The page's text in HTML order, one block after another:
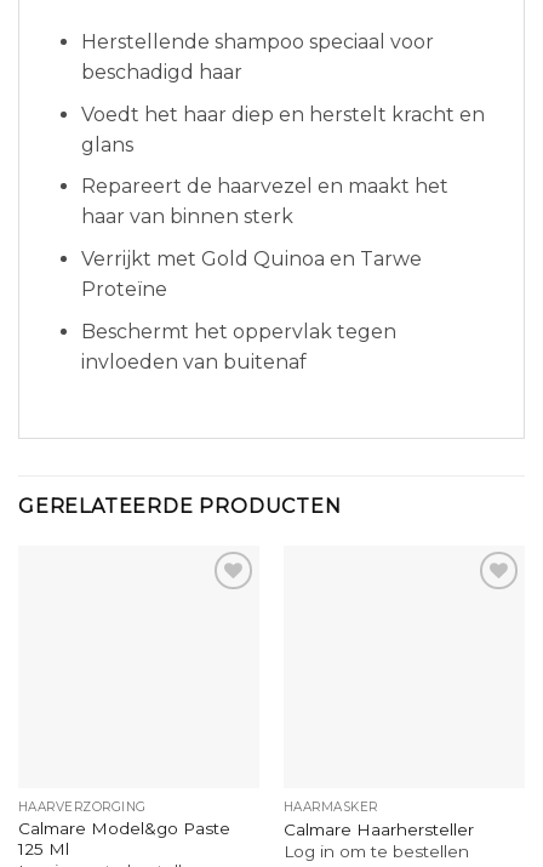
Herstellende shampoo speciaal voor
beschadigd haar
Voedt het haar diep en herstelt kracht en
glans
Repareert de haarvezel en maakt het
haar van binnen sterk
Verrijkt met Gold Quinoa en Tarwe
Proteïne
Beschermt het oppervlak tegen
invloeden van buitenaf
GERELATEERDE PRODUCTEN
HAARVERZORGING
Calmare Model&go Paste
125 Ml
HAARMASKER
Calmare Haarhersteller
Log in om te bestellen